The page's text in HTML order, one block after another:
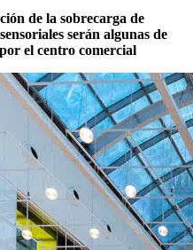
de la sobrecarga de
serán algunas de
el centro comercial